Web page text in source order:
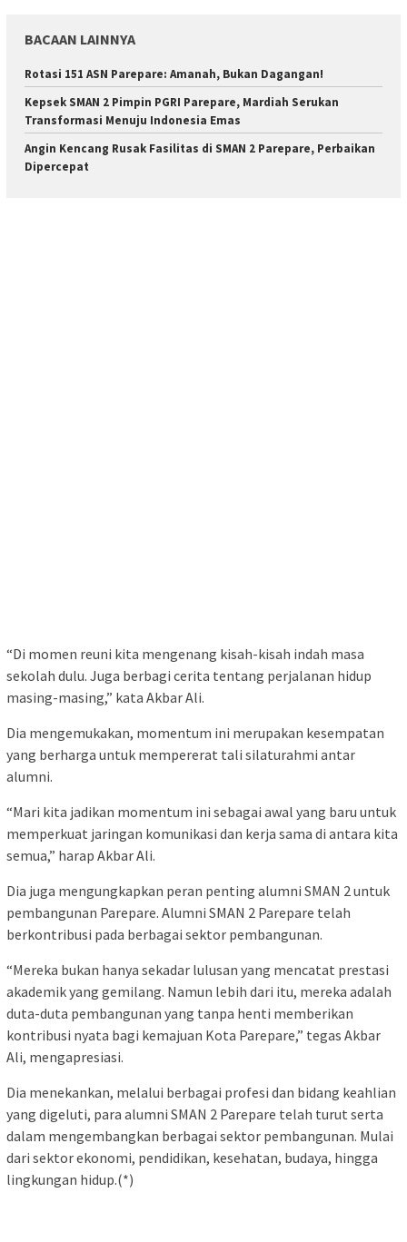
BACAAN LAINNYA
Rotasi 151 ASN Parepare: Amanah, Bukan Dagangan!
Kepsek SMAN 2 Pimpin PGRI Parepare, Mardiah Serukan
Transformasi Menuju Indonesia Emas
Angin Kencang Rusak Fasilitas di SMAN 2 Parepare, Perbaikan
Dipercepat
“Di momen reuni kita mengenang kisah-kisah indah masa
sekolah dulu. Juga berbagi cerita tentang perjalanan hidup
masing-masing,” kata Akbar Ali.
Dia mengemukakan, momentum ini merupakan kesempatan
yang berharga untuk mempererat tali silaturahmi antar
alumni.
“Mari kita jadikan momentum ini sebagai awal yang baru untuk
memperkuat jaringan komunikasi dan kerja sama di antara kita
semua,” harap Akbar Ali.
Dia juga mengungkapkan peran penting alumni SMAN 2 untuk
pembangunan Parepare. Alumni SMAN 2 Parepare telah
berkontribusi pada berbagai sektor pembangunan.
“Mereka bukan hanya sekadar lulusan yang mencatat prestasi
akademik yang gemilang. Namun lebih dari itu, mereka adalah
duta-duta pembangunan yang tanpa henti memberikan
kontribusi nyata bagi kemajuan Kota Parepare,” tegas Akbar
Ali, mengapresiasi.
Dia menekankan, melalui berbagai profesi dan bidang keahlian
yang digeluti, para alumni SMAN 2 Parepare telah turut serta
dalam mengembangkan berbagai sektor pembangunan. Mulai
dari sektor ekonomi, pendidikan, kesehatan, budaya, hingga
lingkungan hidup.(*)